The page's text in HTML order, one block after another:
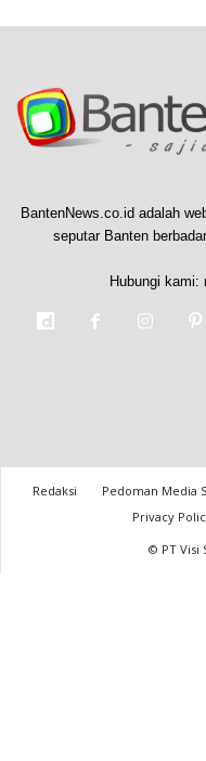
BantenNews.co.id adalah
seputar Banten
Hubungi kami:
Redaksi Pedoman Media
Privacy
© PT Visi